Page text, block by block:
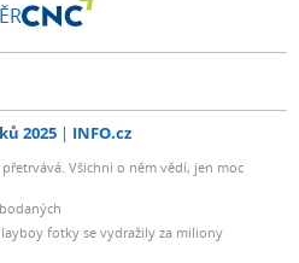
2025 INFO.cz
Všichni o něm vědí, jen moc
fotky se vydražily za miliony